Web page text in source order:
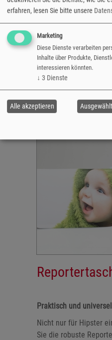
Bedruckbare
Innen:
Rückseite:
verstellbarer
versandfertig in
groß
Praktisch und
Nicht nur für Hipster
Sie die robuste
erfahren, lesen Sie bitte unsere
Marketing
Diese Dienste verarbeiten
Inhalte über Produkte,
interessieren könnten.
↓ 3 Dienste
Alle akzeptieren